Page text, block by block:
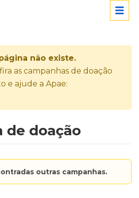
não existe.
as campanhas de doação
e ajude a Apae:
de doação
outras campanhas.